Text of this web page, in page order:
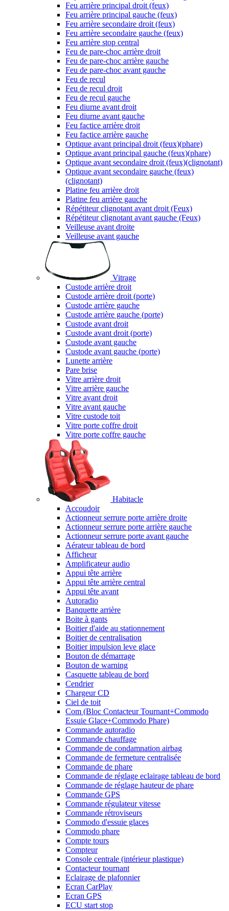
Feu arrière principal droit (feux)
Feu arrière principal gauche (feux)
Feu arrière secondaire droit (feux)
Feu arrière secondaire gauche (feux)
Feu arrière stop central
Feu de pare-choc arrière droit
Feu de pare-choc arrière gauche
Feu de pare-choc avant gauche
Feu de recul
Feu de recul droit
Feu de recul gauche
Feu diurne avant droit
Feu diurne avant gauche
Feu factice arrière droit
Feu factice arrière gauche
Optique avant principal droit (feux)(phare)
Optique avant principal gauche (feux)(phare)
Optique avant secondaire droit (feux)(clignotant)
Optique avant secondaire gauche (feux)
(clignotant)
Platine feu arrière droit
Platine feu arrière gauche
Répétiteur clignotant avant droit (Feux)
Répétiteur clignotant avant gauche (Feux)
Veilleuse avant droite
Veilleuse avant gauche
Vitrage
Custode arrière droit
Custode arrière droit (porte)
Custode arrière gauche
Custode arrière gauche (porte)
Custode avant droit
Custode avant droit (porte)
Custode avant gauche
Custode avant gauche (porte)
Lunette arrière
Pare brise
Vitre arrière droit
Vitre arrière gauche
Vitre avant droit
Vitre avant gauche
Vitre custode toit
Vitre porte coffre droit
Vitre porte coffre gauche
Habitacle
Accoudoir
Actionneur serrure porte arrière droite
Actionneur serrure porte arrière gauche
Actionneur serrure porte avant gauche
Aérateur tableau de bord
Afficheur
Amplificateur audio
Appui tête arrière
Appui tête arrière central
Appui tête avant
Autoradio
Banquette arrière
Boite à gants
Boitier d'aide au stationnement
Boitier de centralisation
Boitier impulsion leve glace
Bouton de démarrage
Bouton de warning
Casquette tableau de bord
Cendrier
Chargeur CD
Ciel de toit
Com (Bloc Contacteur Tournant+Commodo
Essuie Glace+Commodo Phare)
Commande autoradio
Commande chauffage
Commande de condamnation airbag
Commande de fermeture centralisée
Commande de phare
Commande de réglage eclairage tableau de bord
Commande de réglage hauteur de phare
Commande GPS
Commande régulateur vitesse
Commande rétroviseurs
Commodo d'essuie glaces
Commodo phare
Compte tours
Compteur
Console centrale (intérieur plastique)
Contacteur tournant
Eclairage de plafonnier
Ecran CarPlay
Ecran GPS
ECU start stop